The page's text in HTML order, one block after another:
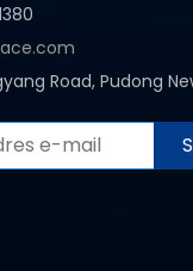
Road, Pudong